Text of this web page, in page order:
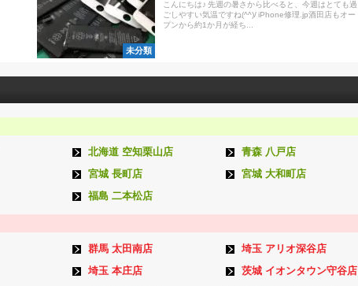
未分類
こんにちは♪ 先週の暑さから比べると、今週はとても過
ごしやすい気温ですね(^^)/ iPhone修理.jp酒田店もオー
プンから約1か月が経ち...
北海道 空知栗山店 青森 八戸店
宮城 長町店 宮城 大和町店
福島 二本松店
群馬 太田南店 埼玉 アリオ深谷店
埼玉 本庄店 茨城 イオンタウン守谷店